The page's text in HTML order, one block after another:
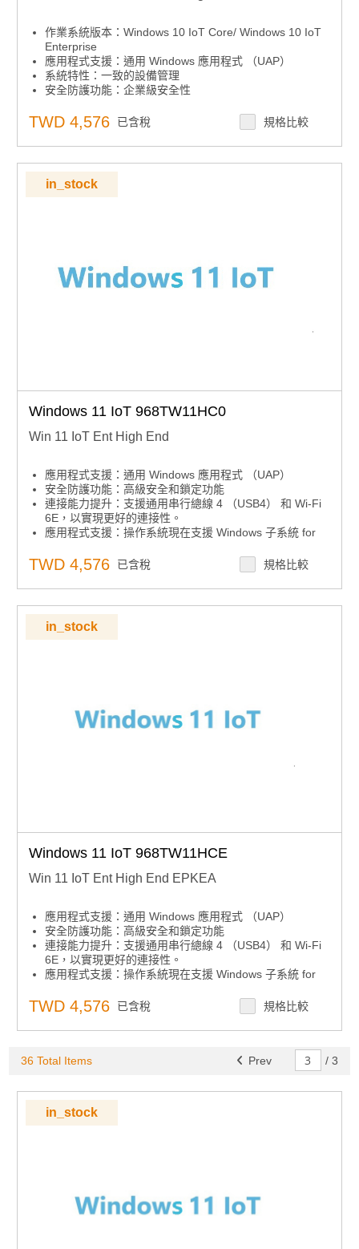
作業系統版本：Windows 10 IoT Core/ Windows 10 IoT
Enterprise
應用程式支援：通用 Windows 應用程式 （UAP）
系統特性：一致的設備管理
安全防護功能：企業級安全性
系統特性：跨設備的互操作性
系統特性：微軟 Azure IoT Services
TWD 4,576 已含稅 規格比較
in_stock
Windows 11 IoT 968TW11HC0
Win 11 IoT Ent High End
應用程式支援：通用 Windows 應用程式 （UAP）
安全防護功能：高級安全和鎖定功能
連接能力提升：支援通用串行總線 4 （USB4） 和 Wi-Fi
6E，以實現更好的連接性。
應用程式支援：操作系統現在支援 Windows 子系統 for
TWD 4,576 已含稅 規格比較
in_stock
Windows 11 IoT 968TW11HCE
Win 11 IoT Ent High End EPKEA
應用程式支援：通用 Windows 應用程式 （UAP）
安全防護功能：高級安全和鎖定功能
連接能力提升：支援通用串行總線 4 （USB4） 和 Wi-Fi
6E，以實現更好的連接性。
應用程式支援：操作系統現在支援 Windows 子系統 for
TWD 4,576 已含稅 規格比較
36 Total Items Prev / 3
in_stock